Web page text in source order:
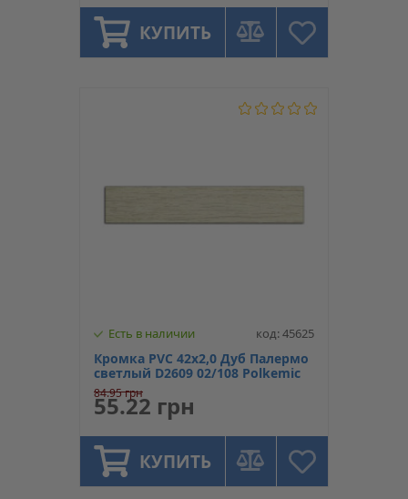
КУПИТЬ
Есть в наличии код: 45625
Кромка PVC 42х2,0 Дуб Палермо
светлый D2609 02/108 Polkemic
84.95 грн
55.22 грн
КУПИТЬ